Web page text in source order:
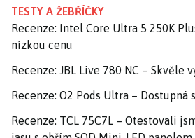
TESTY A ŽEBŘÍČKY
Recenze: Intel Core Ultra 5 250K
nízkou cenu
Recenze: JBL Live 780 NC – Skvěle
Recenze: O2 Pods Ultra – Dostupná
Recenze: TCL 75C7L – Otestovali